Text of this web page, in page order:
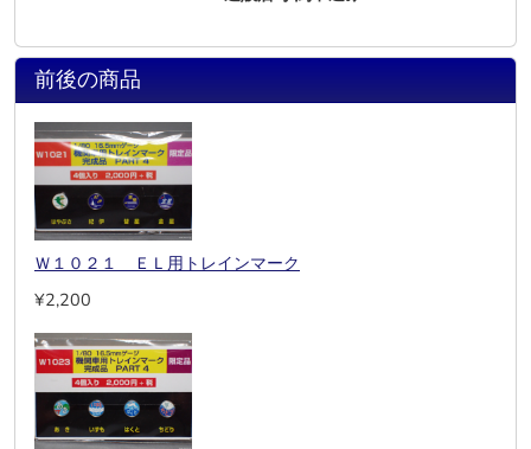
前後の商品
Ｗ１０２１ ＥＬ用トレインマーク
¥2,200